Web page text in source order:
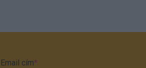
Email cím*